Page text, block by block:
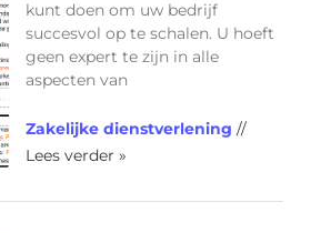
kunt doen om uw bedrijf
succesvol op te schalen. U hoeft
geen expert te zijn in alle
aspecten van
Zakelijke dienstverlening //
Lees verder »